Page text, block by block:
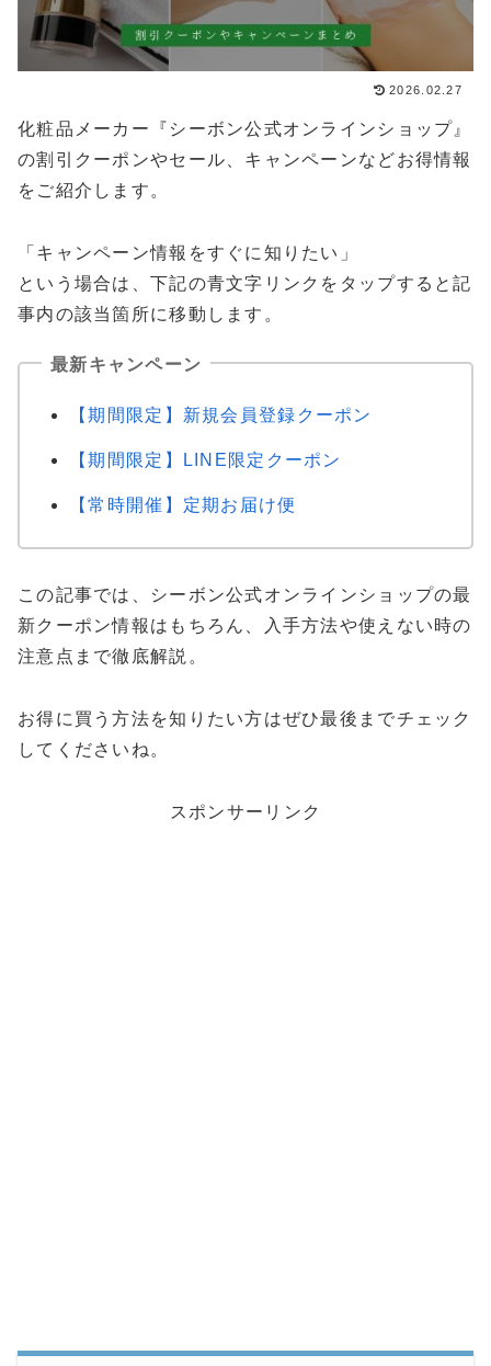
2026.02.27
化粧品メーカー『シーボン公式オンラインショップ』
の割引クーポンやセール、キャンペーンなどお得情報
をご紹介します。
「キャンペーン情報をすぐに知りたい」
という場合は、下記の青文字リンクをタップすると記
事内の該当箇所に移動します。
最新キャンペーン
【期間限定】新規会員登録クーポン
【期間限定】LINE限定クーポン
【常時開催】定期お届け便
この記事では、シーボン公式オンラインショップの最
新クーポン情報はもちろん、入手方法や使えない時の
注意点まで徹底解説。
お得に買う方法を知りたい方はぜひ最後までチェック
してくださいね。
スポンサーリンク